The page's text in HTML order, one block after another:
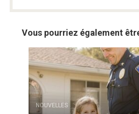
Vous pourriez également
NOUVELLES